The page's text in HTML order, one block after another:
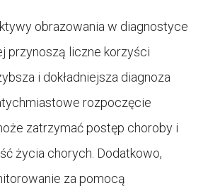
obrazowania w diagnostyce
przynoszą liczne korzyści
i dokładniejsza diagnoza
rozpoczęcie
zatrzymać postęp choroby i
życia chorych. Dodatkowo,
za pomocą